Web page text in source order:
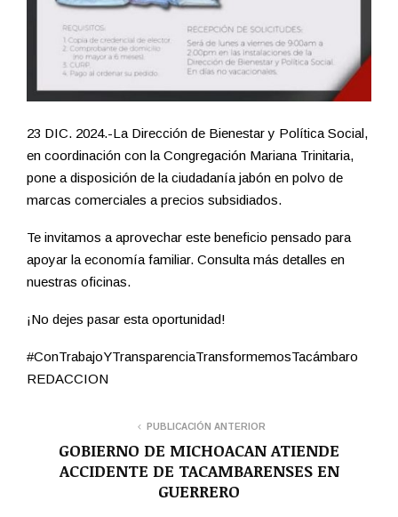
23 DIC. 2024.-La Dirección de Bienestar y Política Social,
en coordinación con la Congregación Mariana Trinitaria,
pone a disposición de la ciudadanía jabón en polvo de
marcas comerciales a precios subsidiados.
Te invitamos a aprovechar este beneficio pensado para
apoyar la economía familiar. Consulta más detalles en
nuestras oficinas.
¡No dejes pasar esta oportunidad!
#ConTrabajoYTransparenciaTransformemosTacámbaro
REDACCION
PUBLICACIÓN ANTERIOR
GOBIERNO DE MICHOACAN ATIENDE
ACCIDENTE DE TACAMBARENSES EN
GUERRERO